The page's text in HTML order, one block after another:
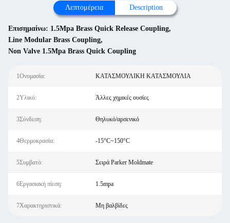
Λεπτομέρεια Description
Επισημαίνω: 1.5Mpa Brass Quick Release Coupling,
Line Modular Brass Coupling,
Non Valve 1.5Mpa Brass Quick Coupling
1Ονομασία: ΚΑΤΑΣΜΟΥΛΙΚΗ ΚΑΤΑΣΜΟΥΛΙΑ
2Υλικό: Άλλες χημικές ουσίες
3Σύνδεση: Θηλυκό/αρσενικό
4Θερμοκρασία: -15°C~150°C
5Συμβατό: Σειρά Parker Moldmate
6Εργασιακή πίεση: 1.5mpa
7Χαρακτηριστικά: Μη βαλβίδες